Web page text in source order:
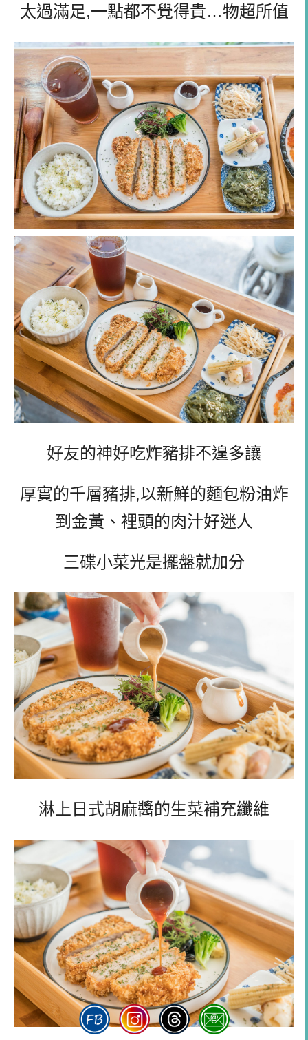
太過滿足,一點都不覺得貴…物超所值
好友的神好吃炸豬排不遑多讓
厚實的千層豬排,以新鮮的麵包粉油炸
到金黃、裡頭的肉汁好迷人
三碟小菜光是擺盤就加分
淋上日式胡麻醬的生菜補充纖維